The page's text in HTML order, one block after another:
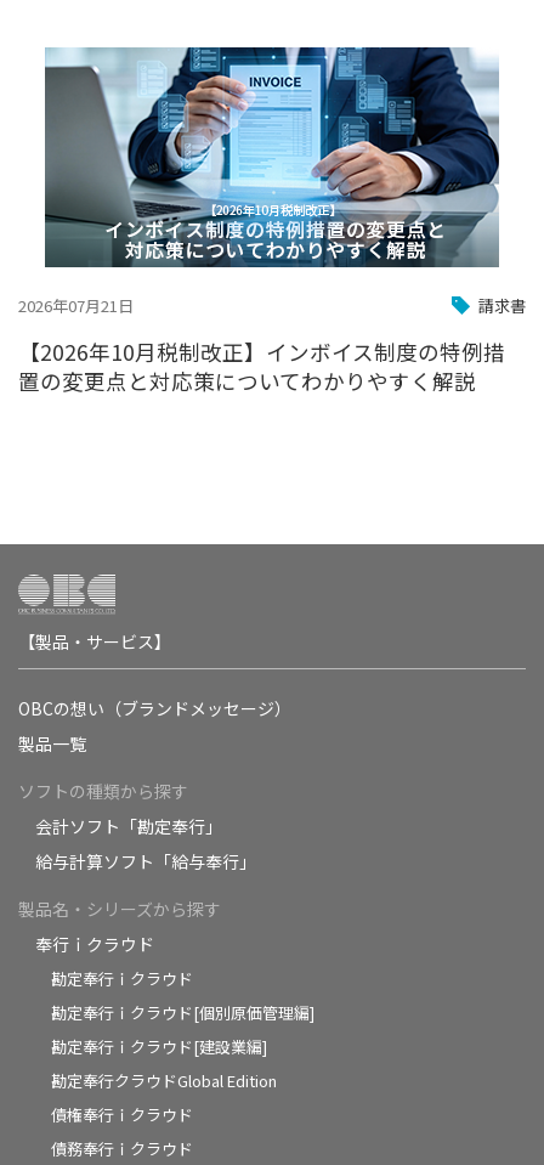
2026年07月21日 請求書
【2026年10月税制改正】インボイス制度の特例措
置の変更点と対応策についてわかりやすく解説
【製品・サービス】
OBCの想い（ブランドメッセージ）
製品一覧
ソフトの種類から探す
会計ソフト「勘定奉行」
給与計算ソフト「給与奉行」
製品名・シリーズから探す
奉行ｉクラウド
勘定奉行ｉクラウド
勘定奉行ｉクラウド[個別原価管理編]
勘定奉行ｉクラウド[建設業編]
勘定奉行クラウドGlobal Edition
債権奉行ｉクラウド
債務奉行ｉクラウド